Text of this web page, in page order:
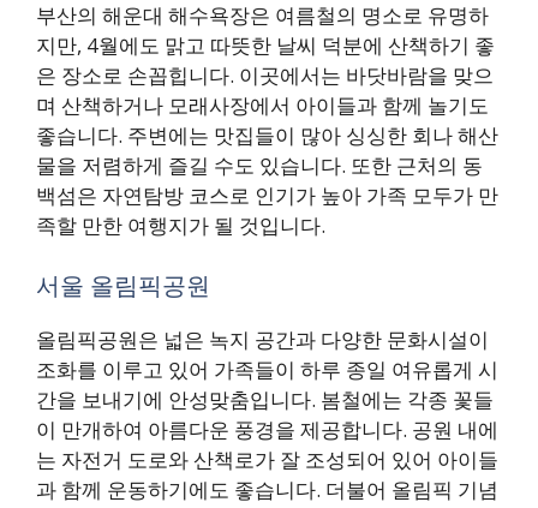
부산의 해운대 해수욕장은 여름철의 명소로 유명하
지만, 4월에도 맑고 따뜻한 날씨 덕분에 산책하기 좋
은 장소로 손꼽힙니다. 이곳에서는 바닷바람을 맞으
며 산책하거나 모래사장에서 아이들과 함께 놀기도
좋습니다. 주변에는 맛집들이 많아 싱싱한 회나 해산
물을 저렴하게 즐길 수도 있습니다. 또한 근처의 동
백섬은 자연탐방 코스로 인기가 높아 가족 모두가 만
족할 만한 여행지가 될 것입니다.
서울 올림픽공원
올림픽공원은 넓은 녹지 공간과 다양한 문화시설이
조화를 이루고 있어 가족들이 하루 종일 여유롭게 시
간을 보내기에 안성맞춤입니다. 봄철에는 각종 꽃들
이 만개하여 아름다운 풍경을 제공합니다. 공원 내에
는 자전거 도로와 산책로가 잘 조성되어 있어 아이들
과 함께 운동하기에도 좋습니다. 더불어 올림픽 기념